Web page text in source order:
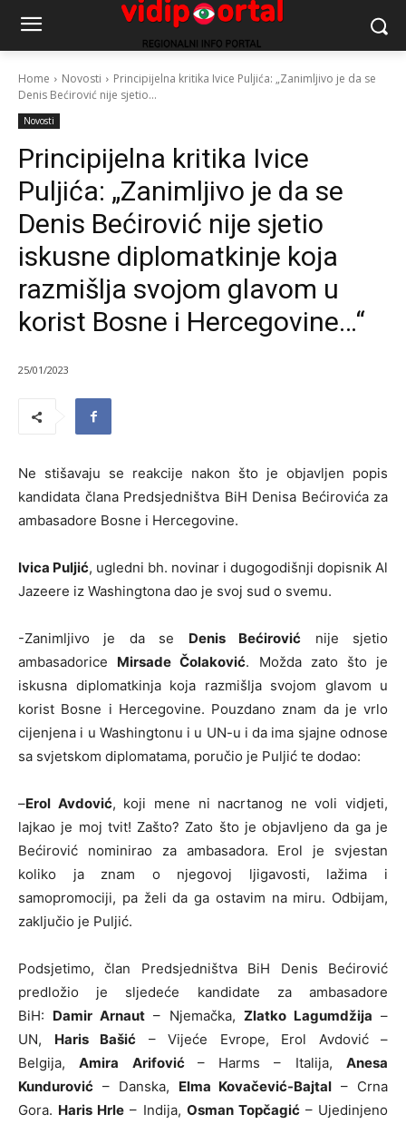
Home Novosti
Principijelna kritika Ivice Puljića: „Zanimljivo je da se
Denis Bećirović nije sjetio...
Novosti
Principijelna kritika Ivice
Puljića: „Zanimljivo je da se
Denis Bećirović nije sjetio
iskusne diplomatkinje koja
razmišlja svojom glavom u
korist Bosne i Hercegovine…“
25/01/2023
Ne stišavaju se reakcije nakon što je objavljen popis
kandidata člana Predsjedništva BiH Denisa Bećirovića za
ambasadore Bosne i Hercegovine.
Ivica Puljić, ugledni bh. novinar i dugogodišnji dopisnik Al
Jazeere iz Washingtona dao je svoj sud o svemu.
-Zanimljivo je da se Denis Bećirović nije sjetio
ambasadorice Mirsade Čolaković. Možda zato što je
iskusna diplomatkinja koja razmišlja svojom glavom u
korist Bosne i Hercegovine. Pouzdano znam da je vrlo
cijenjena i u Washingtonu i u UN-u i da ima sjajne odnose
sa svjetskom diplomatama, poručio je Puljić te dodao:
–Erol Avdović, koji mene ni nacrtanog ne voli vidjeti,
lajkao je moj tvit! Zašto? Zato što je objavljeno da ga je
Bećirović nominirao za ambasadora. Erol je svjestan
koliko ja znam o njegovoj ljigavosti, lažima i
samopromociji, pa želi da ga ostavim na miru. Odbijam,
zaključio je Puljić.
Podsjetimo, član Predsjedništva BiH Denis Bećirović
predložio je sljedeće kandidate za ambasadore
BiH: Damir Arnaut – Njemačka, Zlatko Lagumdžija –
UN, Haris Bašić – Vijeće Evrope, Erol Avdović –
Belgija,Amira Arifović – Harms – Italija,Anesa
Kundurović – Danska, Elma Kovačević-Bajtal – Crna
Gora. Haris Hrle – Indija, Osman Topčagić– Ujedinjeno